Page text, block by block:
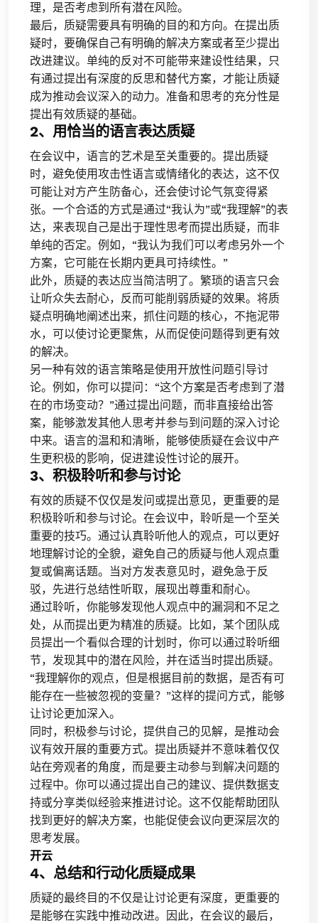
理，是否考虑到所有潜在风险。
最后，质疑需要具有明确的目的和方向。在提出质
疑时，要确保自己有明确的解决方案或者至少提出
改进建议。单纯的反对不可能带来建设性结果，只
有通过提出有深度的反思和替代方案，才能让质疑
成为推动会议深入的动力。准备和思考的充分性是
提出有效质疑的基础。
2、用恰当的语言表达质疑
在会议中，语言的艺术是至关重要的。提出质疑
时，避免使用攻击性语言或情绪化的表达，这不仅
可能让对方产生防备心，还会使讨论气氛变得紧
张。一个合适的方式是通过“我认为”或“我理解”的表
达，来表现自己是出于理性思考而提出质疑，而非
单纯的否定。例如，“我认为我们可以考虑另外一个
方案，它可能在长期内更具可持续性。”
此外，质疑的表达应当简洁明了。繁琐的语言只会
让听众失去耐心，反而可能削弱质疑的效果。将质
疑点明确地阐述出来，抓住问题的核心，不拖泥带
水，可以使讨论更聚焦，从而促使问题得到更有效
的解决。
另一种有效的语言策略是使用开放性问题引导讨
论。例如，你可以提问：“这个方案是否考虑到了潜
在的市场变动？”通过提出问题，而非直接给出答
案，能够激发其他人思考并参与到问题的深入讨论
中来。语言的温和和清晰，能够使质疑在会议中产
生更积极的影响，促进建设性讨论的展开。
3、积极聆听和参与讨论
有效的质疑不仅仅是发问或提出意见，更重要的是
积极聆听和参与讨论。在会议中，聆听是一个至关
重要的技巧。通过认真聆听他人的观点，可以更好
地理解讨论的全貌，避免自己的质疑与他人观点重
复或偏离话题。当对方发表意见时，避免急于反
驳，先进行总结性听取，展现出尊重和耐心。
通过聆听，你能够发现他人观点中的漏洞和不足之
处，从而提出更为精准的质疑。比如，某个团队成
员提出一个看似合理的计划时，你可以通过聆听细
节，发现其中的潜在风险，并在适当时提出质疑。
“我理解你的观点，但是根据目前的数据，是否有可
能存在一些被忽视的变量？”这样的提问方式，能够
让讨论更加深入。
同时，积极参与讨论，提供自己的见解，是推动会
议有效开展的重要方式。提出质疑并不意味着仅仅
站在旁观者的角度，而是要主动参与到解决问题的
过程中。你可以通过提出自己的建议、提供数据支
持或分享类似经验来推进讨论。这不仅能帮助团队
找到更好的解决方案，也能促使会议向更深层次的
思考发展。
开云
4、总结和行动化质疑成果
质疑的最终目的不仅是让讨论更有深度，更重要的
是能够在实践中推动改进。因此，在会议的最后，